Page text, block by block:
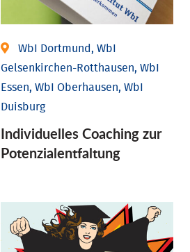
WbI Dortmund, WbI
Gelsenkirchen-Rotthausen, WbI
Essen, WbI Oberhausen, WbI
Duisburg
Individuelles Coaching zur
Potenzialentfaltung